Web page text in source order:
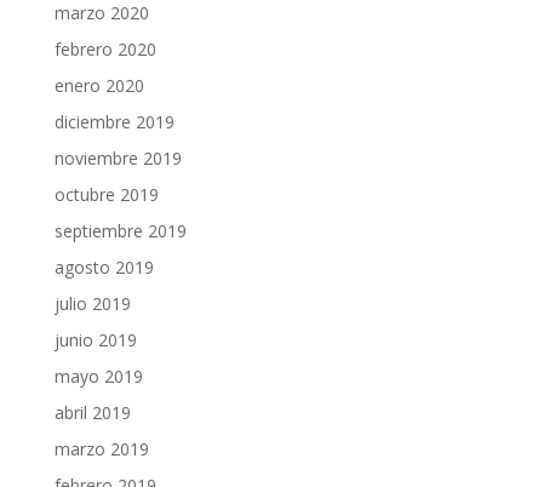
marzo 2020
febrero 2020
enero 2020
diciembre 2019
noviembre 2019
octubre 2019
septiembre 2019
agosto 2019
julio 2019
junio 2019
mayo 2019
abril 2019
marzo 2019